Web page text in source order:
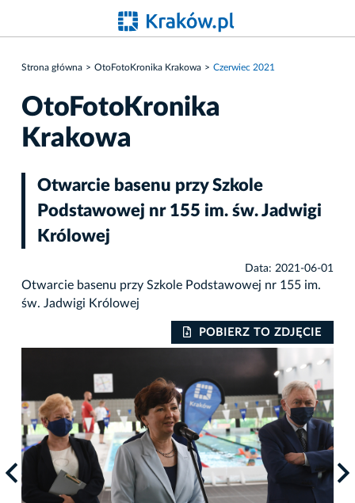
Strona główna OtoFotoKronika Krakowa Czerwiec 2021
OtoFotoKronika
Krakowa
Otwarcie basenu przy Szkole
Podstawowej nr 155 im. św. Jadwigi
Królowej
Data: 2021-06-01
Otwarcie basenu przy Szkole Podstawowej nr 155 im.
św. Jadwigi Królowej
POBIERZ TO ZDJĘCIE